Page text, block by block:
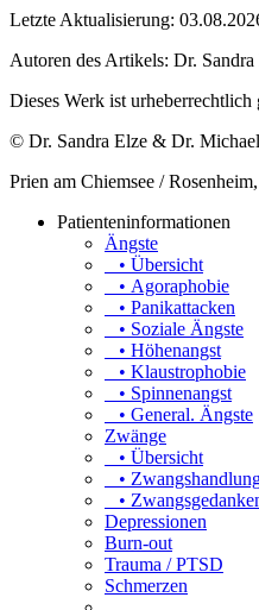
Letzte Aktualisierung:
Autoren des Artikels: Dr.
Dieses Werk ist urheberrechtlich
© Dr. Sandra Elze & Dr.
Prien am Chiemsee / Rosenheim,
Patienteninformationen
Ängste
• Übersicht
• Agoraphobie
• Panikattacken
• Soziale Ängste
• Höhenangst
• Klaustrophobie
• Spinnenangst
• General. Ängste
Zwänge
• Übersicht
•
•
Depressionen
Burn-out
Trauma / PTSD
Schmerzen